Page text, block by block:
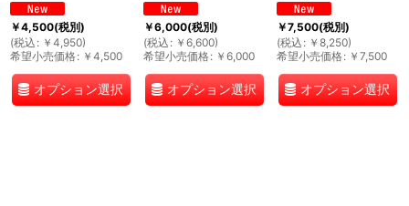
￥4,500(税別)
(税込 : ￥ 4,950)
希望小売価格: ￥ 4,500
オプション選択
￥6,000(税別)
(税込 : ￥ 6,600)
希望小売価格: ￥ 6,000
オプション選択
￥7,500(税別)
(税込 : ￥ 8,250)
希望小売価格: ￥ 7,500
オプション選択